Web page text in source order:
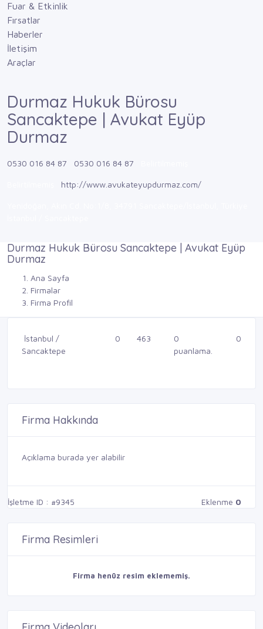
Fuar & Etkinlik
Fırsatlar
Haberler
İletişim
Araçlar
Durmaz Hukuk Bürosu
Sancaktepe | Avukat Eyüp
Durmaz
0530 016 84 87 0530 016 84 87
http://www.avukateyupdurmaz.com/
Durmaz Hukuk Bürosu Sancaktepe | Avukat Eyüp
Durmaz
Ana Sayfa
Firmalar
Firma Profil
İstanbul /
Sancaktepe
0 463
0
puanlama.
0
Firma Hakkında
Açıklama burada yer alabilir
İşletme ID : #9345 Eklenme 0
Firma Resimleri
Firma henüz resim eklememiş.